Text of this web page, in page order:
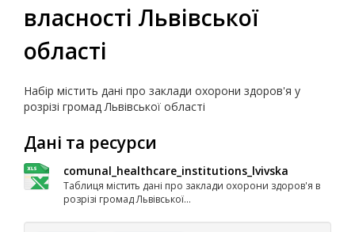
власності Львівської
області
Набір містить дані про заклади охорони здоров'я у
розрізі громад Львівської області
Дані та ресурси
comunal_healthcare_institutions_lvivska
Таблиця містить дані про заклади охорони здоров'я в
розрізі громад Львівської...